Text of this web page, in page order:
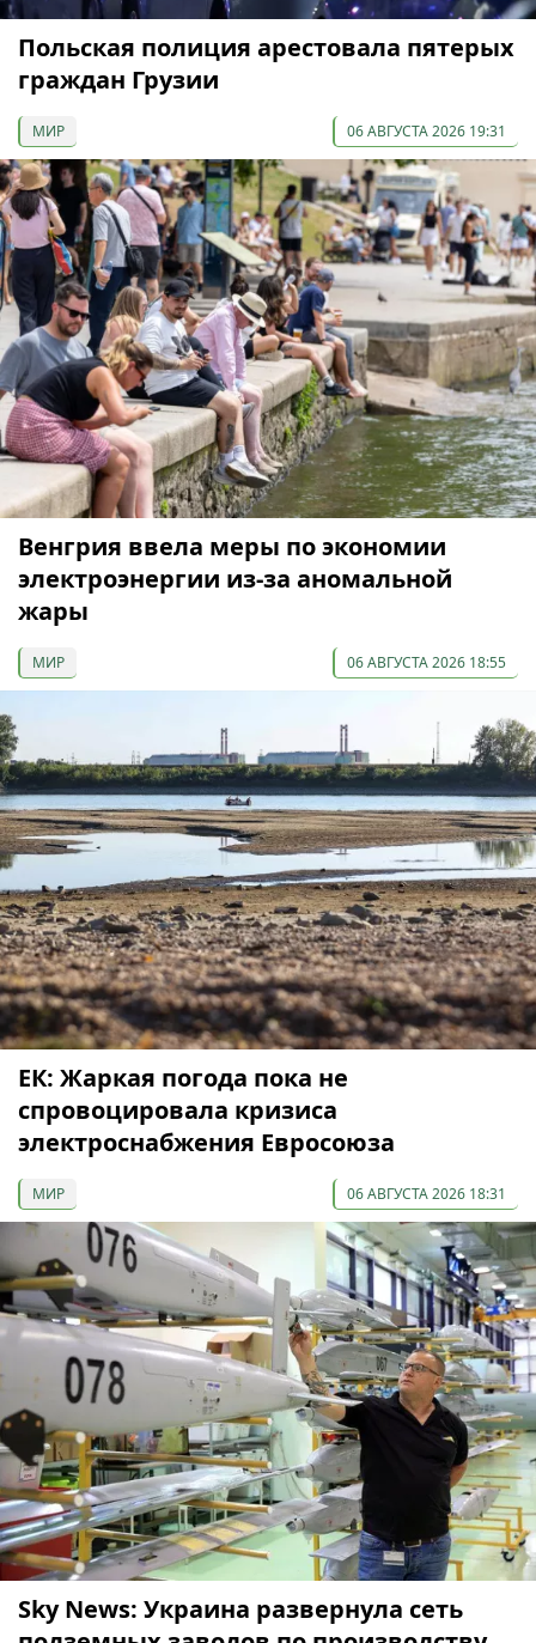
Польская полиция арестовала пятерых
граждан Грузии
МИР 06 АВГУСТА 2026 19:31
Венгрия ввела меры по экономии
электроэнергии из-за аномальной
жары
МИР 06 АВГУСТА 2026 18:55
ЕК: Жаркая погода пока не
спровоцировала кризиса
электроснабжения Евросоюза
МИР 06 АВГУСТА 2026 18:31
Sky News: Украина развернула сеть